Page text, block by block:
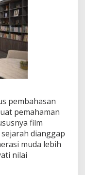
pembahasan
pemahaman
film
dianggap
muda lebih
nilai